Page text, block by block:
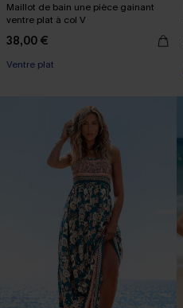
Maillot de bain une pièce gainant
ventre plat à col V
38,00 €
Ventre plat